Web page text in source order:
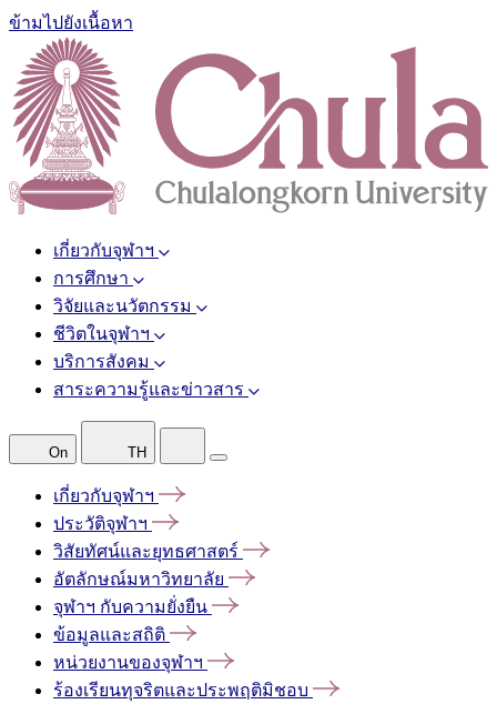
ข้ามไปยังเนื้อหา
เกี่ยวกับจุฬาฯ
การศึกษา
วิจัยและนวัตกรรม
ชีวิตในจุฬาฯ
บริการสังคม
สาระความรู้และข่าวสาร
On TH
เกี่ยวกับจุฬาฯ
ประวัติจุฬาฯ
วิสัยทัศน์และยุทธศาสตร์
อัตลักษณ์มหาวิทยาลัย
จุฬาฯ กับความยั่งยืน
ข้อมูลและสถิติ
หน่วยงานของจุฬาฯ
ร้องเรียนทุจริตและประพฤติมิชอบ